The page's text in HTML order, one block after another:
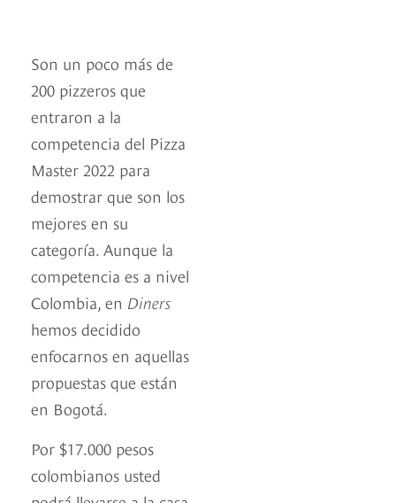
Son un poco más de
200 pizzeros que
entraron a la
competencia del Pizza
Master 2022 para
demostrar que son los
mejores en su
categoría. Aunque la
competencia es a nivel
Colombia, en Diners
hemos decidido
enfocarnos en aquellas
propuestas que están
en Bogotá.
Por $17.000 pesos
colombianos usted